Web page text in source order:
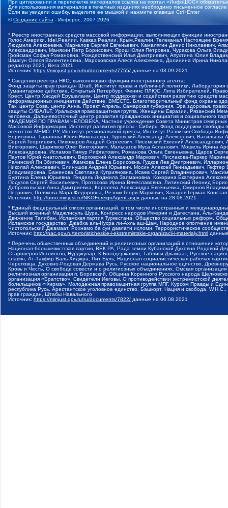
При цитировании и перепечатке материалов ссылка на портал «ИнфоШОС»
Для использования материалов в печатных изданиях необходимо письменное
Если вы увидели ошибку, выделите ее мышкой и нажмите клавиши Ctrl+Enter
©Создание сайта - Инфорос, 2007-2026
* Реестр иностранных средств массовой информации, выполняющих функции
Голос Америки, Idel.Реалии, Кавказ.Реалии, Крым.Реалии, Телеканал Настоящее
Людмила Алексеевна, Маркелов Сергей Евгеньевич, Камалягин Денис Николаевич,
Александрович, Маняхин Петр Борисович, Ярош Юлия Петровна, Чуракова Ольга
Гройсман Софья Романовна, Рождественский Илья Дмитриевич, Апухтина Юлия
Шмагун Олеся Валентиновна, Мароховская Алеся Алексеевна, Долинина Ирина
редактор 2021, Вега 2021
Источник: https://minjust.gov.ru/ru/documents/7755/ данные на 03.09.2021
* Сведения реестра НКО, выполняющих функции иностранного агента:
Фонд защиты прав граждан Штаб, Институт права и публичной политики,
Гуманитарное действие, Открытый Петербург, Феникс ПЛЮС, Лига Избирателей,
Крест, Центр Хасдей Ерушалаим, Центр поддержки и содействия развитию средств
информационных инициатив Действие, ВМЕСТЕ, Благотворительный фонд охраны
Так, центр Сова, центр Анна, Проект Апрель, Самарская губерния, Эра здоровья,
защиты СИБАЛЬТ, Уральская правозащитная группа, Женщины Евразии, Рязанский
человека, Дальневосточный центр развития гражданских инициатив и социального
АКАДЕМИЯ ПО ПРАВАМ ЧЕЛОВЕКА, Частное учреждение Совета Министров северных
Массовой Информации, Институт развития прессы - Сибирь, Фонд поддержки
агентство МЕМО. РУ, Институт региональной прессы, Институт Развития Свободы
Борисовна, Таранова Юлия Николаевна, Туровский Александр Алексеевич,
Сергей Георгиевич, Пивоваров Андрей Сергеевич, Писемский Евгений
Викторович, Шарипков Олег Викторович, Мальсагов Муса Асланович, Мошель Ирина
Александровна, Исламов Тимур Рифгатович, Романова Ольга Евгеньевна, Щаров
Паутов Юрий Анатольевич, Верховский Александр Маркович, Пислакова-Паркер
Рачинский Ян Збигневич, Жемкова Елена Борисовна, Гудков Лев Дмитриевич,
Николай Алексеевич, Блинушов Андрей Юрьевич, Мосин Алексей Геннадьевич,
Владимировна, Баженова Светлана Куприяновна, Исаев Сергей Владимирович,
Буртина Елена Юрьевна, Гендель Людмила Залмановна, Кокорина Екатерина
Подузов Сергей Васильевич, Протасова Ирина Вячеславовна, Литинский Леонид
Добровольская Анна Дмитриевна, Королева Александра Евгеньевна, Смирнов
Петрович, Полякова Мара Федоровна, Резник Генри Маркович, Захаров Герман
Источник: http://unro.minjust.ru/NKOForeignAgent.aspx данные на 28.08.2021
* Единый федеральный список организаций, в том числе иностранных и
Высший военный Маджлисуль Шура, Конгресс народов Ичкерии и Дагестана, Аль-
Движение Талибан, Исламская партия Туркестана, Общество социальных реформ,
Исламское государство, Джабха аль-Нусра ли-Ахль аш-Шам, Народное ополчение
Чистопольский Джамаат, Рохнамо ба суи давлати исломи, Террористическое
Источник: http://nac.gov.ru/terroristicheskie-i-ekstremistskie-organizacii-i-materialy.html
* Перечень общественных объединений и религиозных организаций в отношении
Национал-большевистская партия, ВЕК РА, Рада земли Кубанской Духовно Родовой
Староверов-Инглингов, Нурджулар, К Богодержавию, Таблиги Джамаат, Русское
славян, Ат-Такфир Валь-Хиджра, Пит Буль, Национал-социалистическая рабочая
Череповца, Духовно-Родовая Держава Русь, Русское национальное единство,
Кровь и Честь, О свободе совести и о религиозных объединениях, Омская
религиозная организация п. Боровский, Община Коренного Русского народа
организация «Братство», Свидетели Иеговы, О противодействии экстремистской
болельщиков «Фирма», Молодежная правозащитная группа МПГ, Курсом Правды и
республика Русь, Арестантское уголовное единство, Башкорт, Нация и свобода,
прав граждан, Штабы Навального
Источник: https://minjust.gov.ru/ru/documents/7822/ данные на 06.08.2021